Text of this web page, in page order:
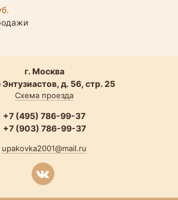
г. Москва
д. 56, стр. 25
Схема проезда
+7 (495) 786-99-37
+7 (903) 786-99-37
upakovka2001@mail.ru